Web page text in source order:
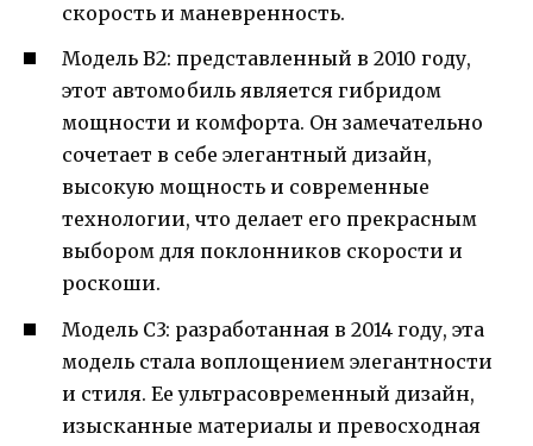
скорость и маневренность.
Модель B2: представленный в 2010 году,
этот автомобиль является гибридом
мощности и комфорта. Он замечательно
сочетает в себе элегантный дизайн,
высокую мощность и современные
технологии, что делает его прекрасным
выбором для поклонников скорости и
роскоши.
Модель C3: разработанная в 2014 году, эта
модель стала воплощением элегантности
и стиля. Ее ультрасовременный дизайн,
изысканные материалы и превосходная